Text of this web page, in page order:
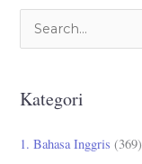
i
u
Kategori
1. Bahasa Inggris (369)